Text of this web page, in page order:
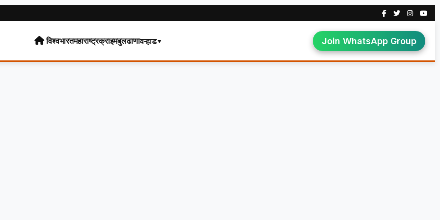
विश्वभारतमहाराष्ट्रक्राइमबुलढाणावऱ्हाड▾ Join WhatsApp Group